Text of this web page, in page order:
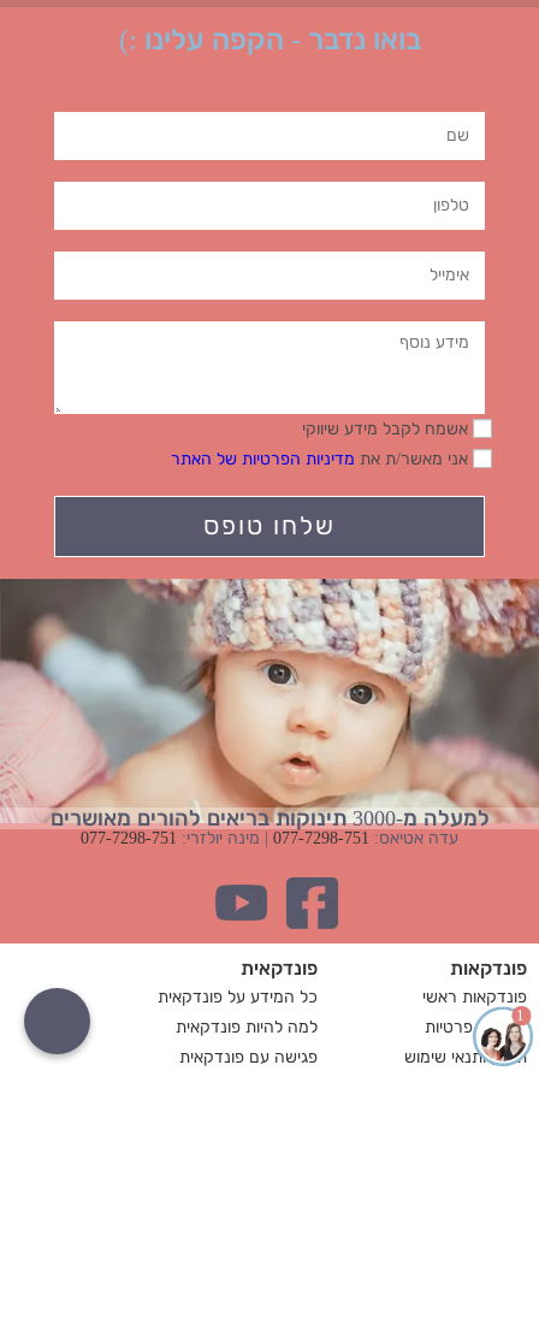
בואו נדבר - הקפה עלינו :)
אשמח לקבל מידע שיווקי
אני מאשר/ת את מדיניות הפרטיות של האתר
למעלה מ-3000 תינוקות בריאים להורים מאושרים
עדה אטיאס: 077-7298-751 | מינה יולזרי: 077-7298-751
פונדקאות
פונדקאות ראשי
מדיניות פרטיות
תקנון ותנאי שימוש
פונדקאית
כל המידע על פונדקאית
למה להיות פונדקאית
פגישה עם פונדקאית
1